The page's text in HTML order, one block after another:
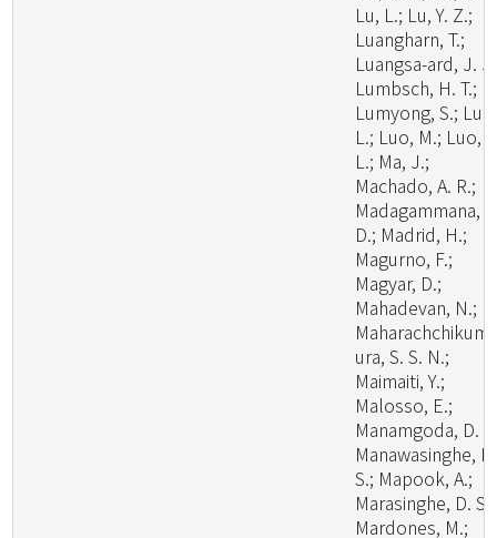
Lu, L.; Lu, Y. Z.;
Luangharn, T.;
Luangsa-ard, J.
Lumbsch, H. T.;
Lumyong, S.;
L.; Luo, M.; Luo,
L.; Ma, J.;
Machado, A. R.;
Madagammana,
D.; Madrid, H.;
Magurno, F.;
Magyar, D.;
Mahadevan, N.;
ura, S. S. N.;
Maimaiti, Y.;
Malosso, E.;
Manamgoda, D.
Manawasinghe, I.
S.; Mapook, A.;
Marasinghe, D. S.;
Mardones, M.;